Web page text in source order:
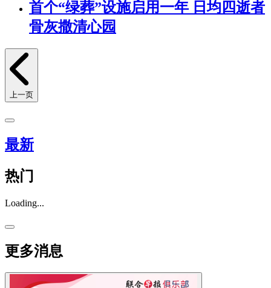
首个“绿葬”设施启用一年 日均四逝者
骨灰撒清心园
上一页
最新
热门
Loading...
更多消息